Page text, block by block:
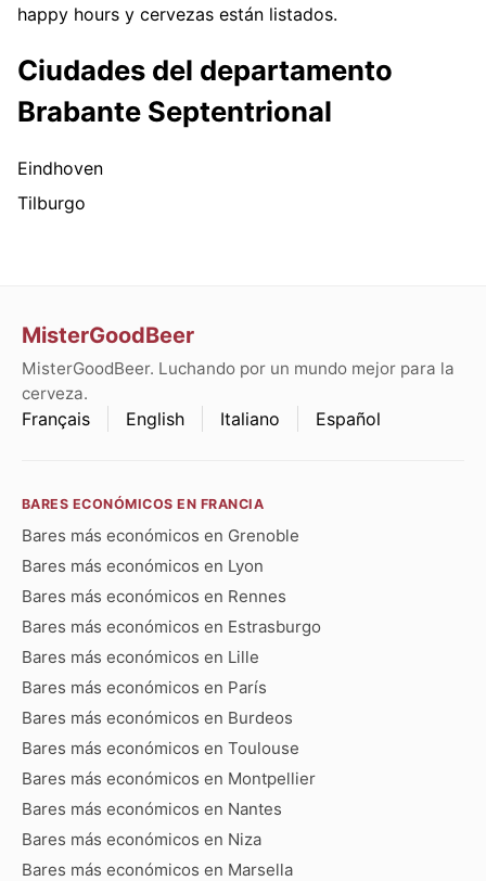
happy hours y cervezas están listados.
Ciudades del departamento
Brabante Septentrional
Eindhoven
Tilburgo
MisterGoodBeer
MisterGoodBeer. Luchando por un mundo mejor para la
cerveza.
Français English Italiano Español
BARES ECONÓMICOS EN FRANCIA
Bares más económicos en Grenoble
Bares más económicos en Lyon
Bares más económicos en Rennes
Bares más económicos en Estrasburgo
Bares más económicos en Lille
Bares más económicos en París
Bares más económicos en Burdeos
Bares más económicos en Toulouse
Bares más económicos en Montpellier
Bares más económicos en Nantes
Bares más económicos en Niza
Bares más económicos en Marsella